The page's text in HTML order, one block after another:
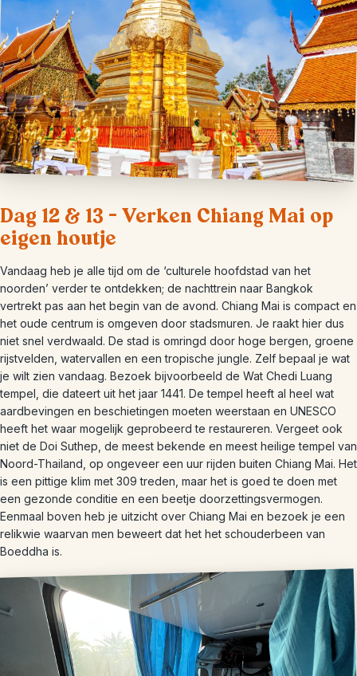
Dag 12 & 13 – Verken Chiang Mai op
eigen houtje
Vandaag heb je alle tijd om de ‘culturele hoofdstad van het
noorden’ verder te ontdekken; de nachttrein naar Bangkok
vertrekt pas aan het begin van de avond. Chiang Mai is compact en
het oude centrum is omgeven door stadsmuren. Je raakt hier dus
niet snel verdwaald. De stad is omringd door hoge bergen, groene
rijstvelden, watervallen en een tropische jungle. Zelf bepaal je wat
je wilt zien vandaag. Bezoek bijvoorbeeld de Wat Chedi Luang
tempel, die dateert uit het jaar 1441. De tempel heeft al heel wat
aardbevingen en beschietingen moeten weerstaan en UNESCO
heeft het waar mogelijk geprobeerd te restaureren. Vergeet ook
niet de Doi Suthep, de meest bekende en meest heilige tempel van
Noord-Thailand, op ongeveer een uur rijden buiten Chiang Mai. Het
is een pittige klim met 309 treden, maar het is goed te doen met
een gezonde conditie en een beetje doorzettingsvermogen.
Eenmaal boven heb je uitzicht over Chiang Mai en bezoek je een
relikwie waarvan men beweert dat het het schouderbeen van
Boeddha is.